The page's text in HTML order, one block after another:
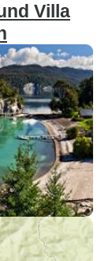
Villa